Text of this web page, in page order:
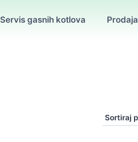
Servis gasnih kotlova Prodaja